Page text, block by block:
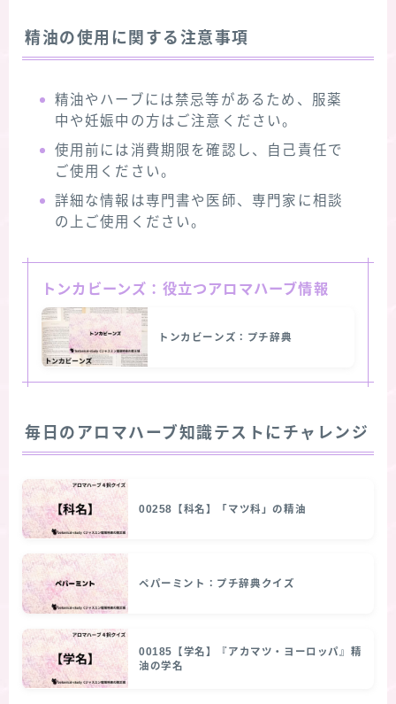
精油の使用に関する注意事項
精油やハーブには禁忌等があるため、服薬
中や妊娠中の方はご注意ください。
使用前には消費期限を確認し、自己責任で
ご使用ください。
詳細な情報は専門書や医師、専門家に相談
の上ご使用ください。
トンカビーンズ：役立つアロマハーブ情報
トンカビーンズ：プチ辞典
毎日のアロマハーブ知識テストにチャレンジ
00258【科名】「マツ科」の精油
ペパーミント：プチ辞典クイズ
00185【学名】『アカマツ・ヨーロッパ』精
油の学名